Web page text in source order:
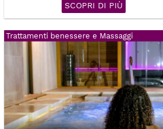
SCOPRI DI PIÙ
Trattamenti benessere e Massaggi